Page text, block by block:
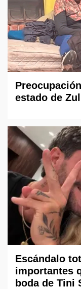
estado de
Escándalo
importantes
boda de Tini